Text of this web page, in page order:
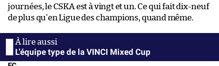
journées, le CSKA est à vingt et un. Ce qui fait dix-neuf
de plus qu’en Ligue des champions, quand même.
L’équipe type de la VINCI Mixed Cup